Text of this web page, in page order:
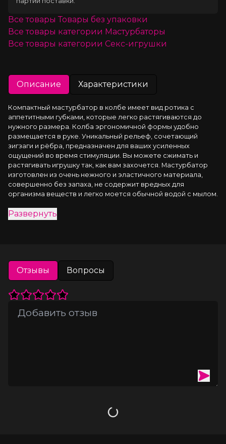
Все товары Товары без упаковки
Все товары категории Мастурбаторы
Все товары категории Секс-игрушки
Описание Характеристики
Компактный мастурбатор в колбе имеет вид ротика с
аппетитными губками, которые легко растягиваются до
нужного размера. Колба эргономичной формы удобно
размещается в руке. Уникальный рельеф, сочетающий
зигзаги и рёбра, предназначен для ваших усиленных
ощущений во время стимуляции. Вы можете сжимать и
растягивать игрушку так, как вам захочется. Мастурбатор
изготовлен из очень нежного и эластичного материала,
совершенно без запаха, не содержит вредных для
организма веществ и легко моется обычной водой с мылом.
надежно хранится в контейнере.
Развернуть
Отзывы Вопросы
Загрузка